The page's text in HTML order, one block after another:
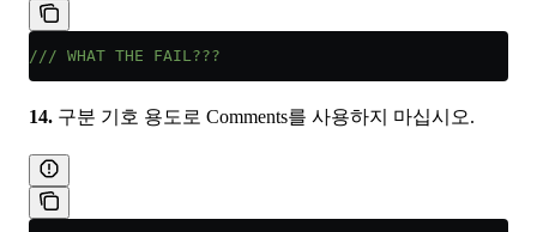
/// WHAT THE FAIL???
14. 구분 기호 용도로 Comments를 사용하지 마십시오.